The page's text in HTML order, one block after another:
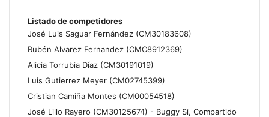
Listado de competidores
José Luis Saguar Fernández (CM30183608)
Rubén Alvarez Fernandez (CMC8912369)
Alicia Torrubia Díaz (CM30191019)
Luis Gutierrez Meyer (CM02745399)
Cristian Camiña Montes (CM00054518)
José Lillo Rayero (CM30125674) - Buggy Si, Compartido